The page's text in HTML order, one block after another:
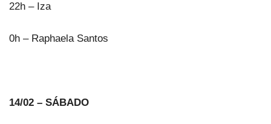
22h – Iza
0h – Raphaela Santos
14/02 – SÁBADO